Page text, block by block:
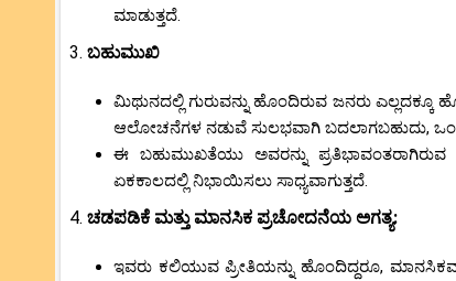
ಮಾಡುತ್ತದೆ.
3. ಬಹುಮುಖಿ
ಮಿಥುನದಲ್ಲಿ ಗುರುವನ್ನು ಹೊಂದಿರುವ ಜನರು
ಆಲೋಚನೆಗಳ ನಡುವೆ ಸುಲಭವಾಗಿ ಬದಲಾಗಬಹುದು,
ಈ ಬಹುಮುಖತೆಯು ಅವರನ್ನು
ಏಕಕಾಲದಲ್ಲಿ ನಿಭಾಯಿಸಲು ಸಾಧ್ಯವಾಗುತ್ತದೆ.
4. ಚಡಪಡಿಕೆ ಮತ್ತು ಮಾನಸಿಕ ಪ್ರಚೋದನೆಯ ಅಗತ್ಯ:
ಇವರು ಕಲಿಯುವ ಪ್ರೀತಿಯನ್ನು ಹೊಂದಿದ್ದರೂ,